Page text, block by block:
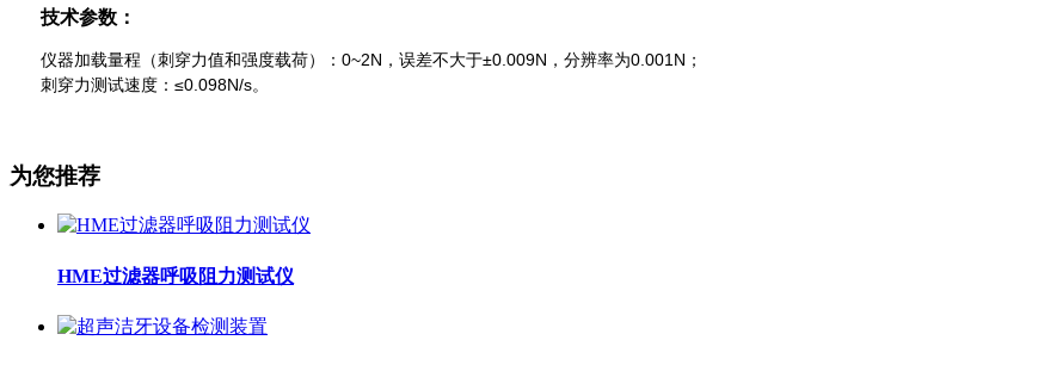
技术参数：
仪器加载量程（刺穿力值和强度载荷）：0~2N ，误差不大于±0.009N ，分辨率为0.001N ；
刺穿力测试速度：≤0.098N/s。
为您推荐
HME过滤器呼吸阻力测试仪